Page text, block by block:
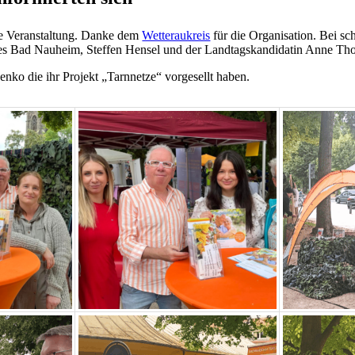
Veranstaltung. Danke demWetteraukreis für die Organisation. Bei
Bad Nauheim, Steffen Hensel und der Landtagskandidatin Anne
die ihr Projekt „Tarnnetze“ vorgesellt haben.